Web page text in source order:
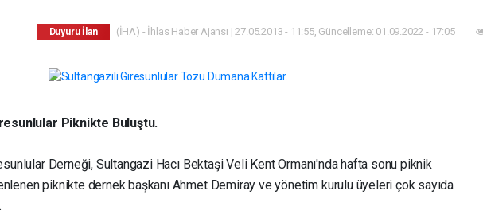
Duyuru İlan (İHA) - İhlas Haber Ajansı | 27.05.2013 - 11:55, Güncelleme: 01.09.2022 - 17:05
Piknikte Buluştu.
Derneği, Sultangazi Hacı Bektaşi Veli Kent Ormanı'nda hafta sonu piknik
piknikte dernek başkanı Ahmet Demiray ve yönetim kurulu üyeleri çok sayıda